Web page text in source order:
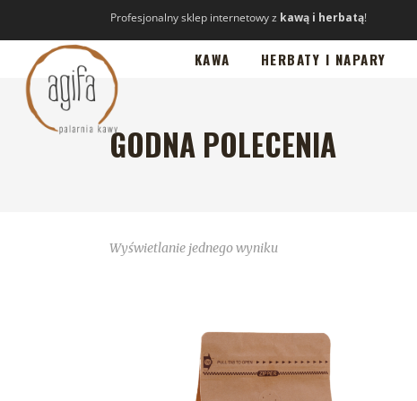
Profesjonalny sklep internetowy z kawą i herbatą!
KAWA HERBATY I NAPARY
GODNA POLECENIA
Wyświetlanie jednego wyniku